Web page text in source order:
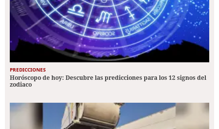
PREDICCIONES
Horóscopo de hoy: Descubre las predicciones para los 12 signos del
zodiaco